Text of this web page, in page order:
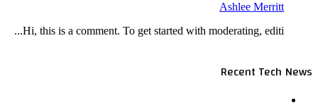
Ashlee Merritt
Hi, this is a comment. To get started with moderating, editi...
Recent Tech News